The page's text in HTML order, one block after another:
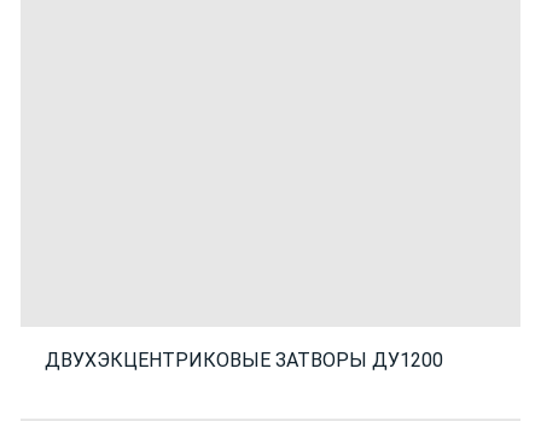
ДВУХЭКЦЕНТРИКОВЫЕ ЗАТВОРЫ ДУ1200